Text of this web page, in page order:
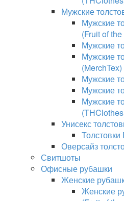
Мужские
Мужские
(Fruit of
Мужские
Мужские
(MerchTex)
Мужские
Мужские
Мужские
Унисекс
Оверсайз
Свитшоты
Офисные рубашки
Женские
Женские